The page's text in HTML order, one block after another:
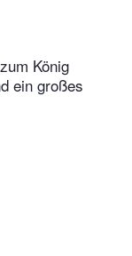
König
ein großes